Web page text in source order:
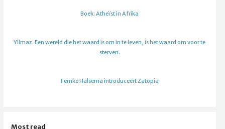
Boek: Atheïst in Afrika
Yilmaz. Een wereld die het waard is om in te leven, is het waard om voor te
sterven.
Femke Halsema introduceert Zatopia
Most read